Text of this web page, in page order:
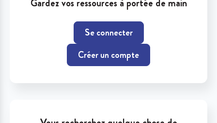
Gardez vos ressources à portée de main
Se connecter
Créer un compte